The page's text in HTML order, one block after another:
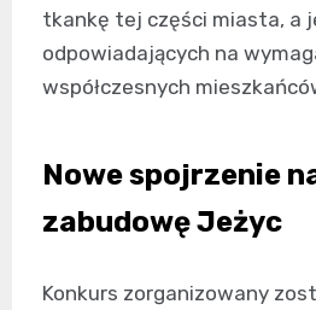
tkankę tej części miasta, a
odpowiadających na
współczesnych
Nowe spojrzenie
zabudowę Jeżyc
Konkurs zorganizowany